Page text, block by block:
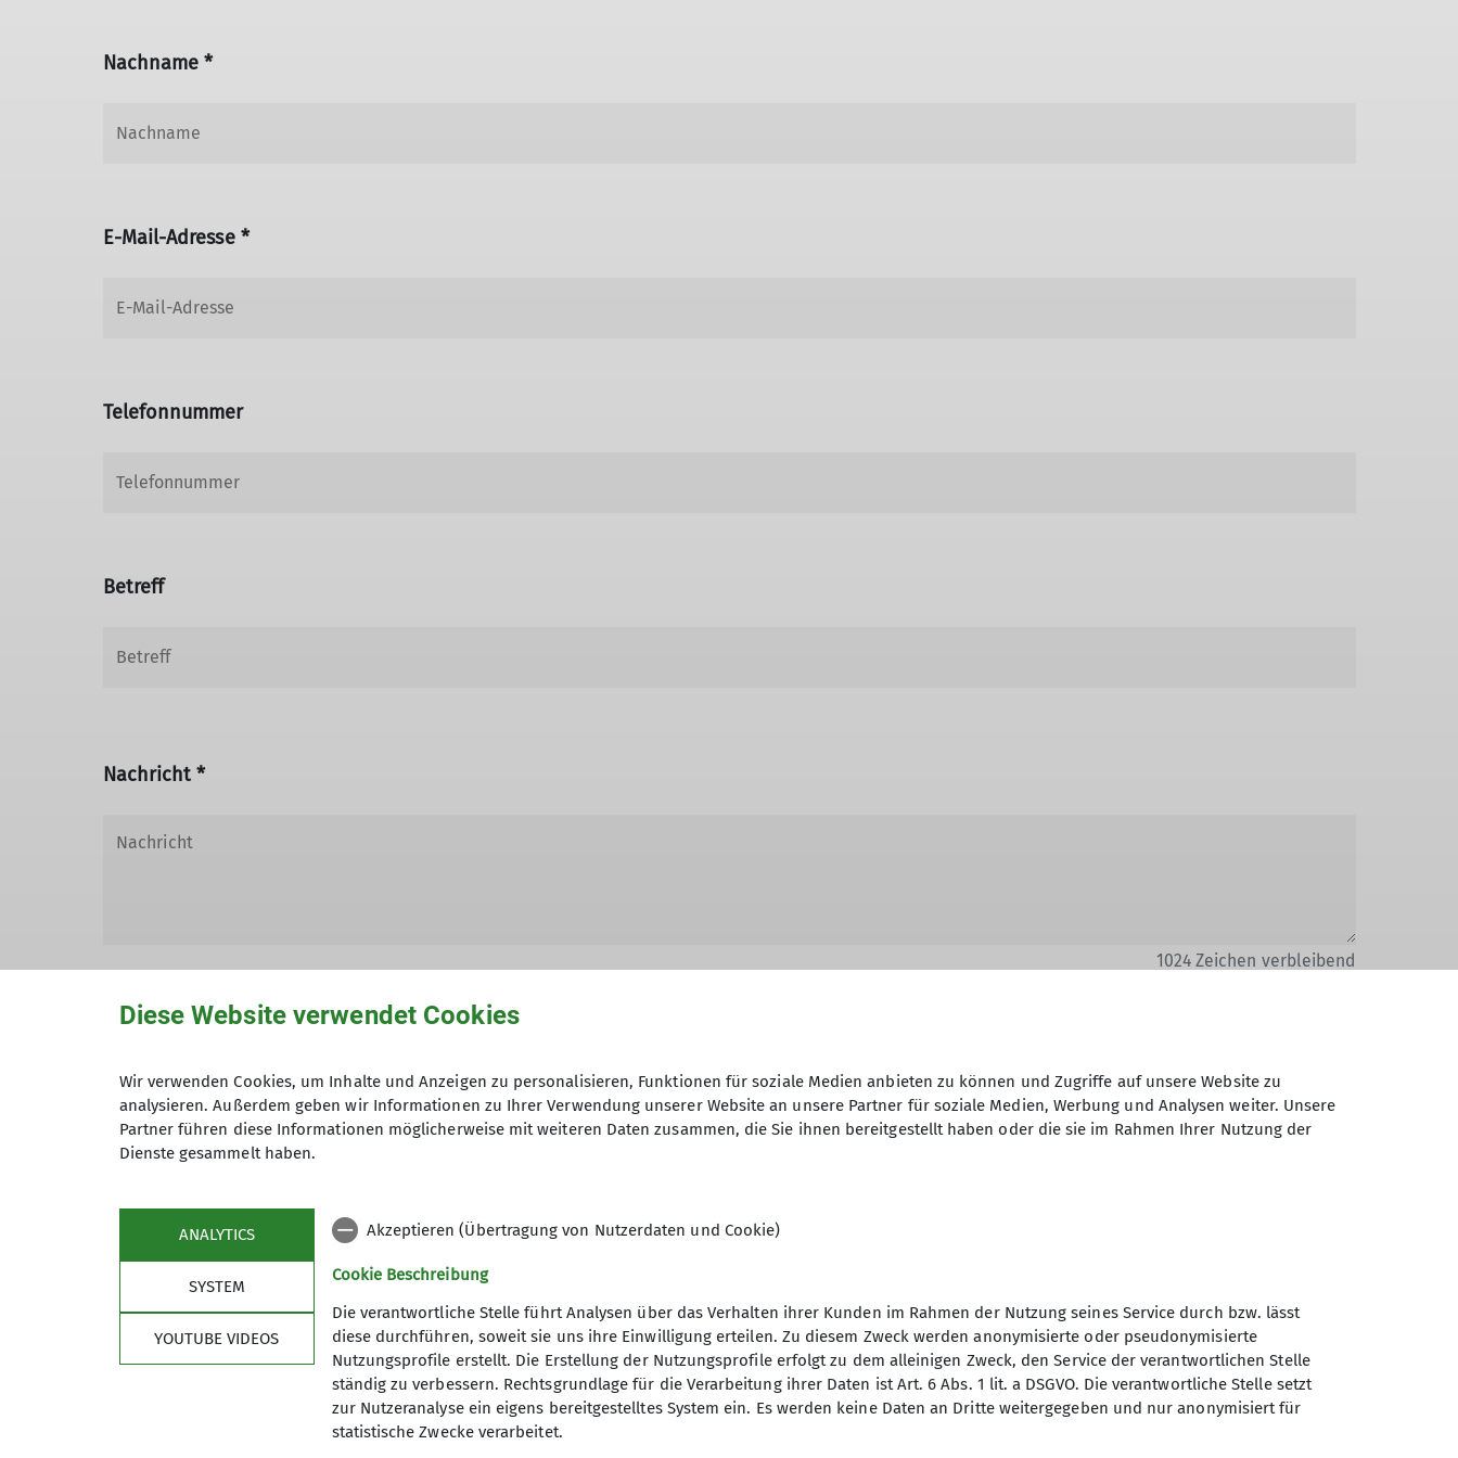
Nachname *
E-Mail-Adresse *
Telefonnummer
Betreff
Nachricht *
1024Zeichen verbleibend
Hiermit bestätige ich die Kenntnisnahme der Datenschutzerklärung *
Hiermit erkläre ich mich einverstanden, dass meine in das Kontaktformular eingegebenen Daten elektronisch gesichert und zum
Zweck der Kontaktaufnahme verarbeitet und genutzt werden. Mir ist bekannt, dass ich meine Einwilligung jederzeit wiederrufen kann.
Service
Sektion Bergbund Rosenheim
Diese Website verwendet Cookies
Wir verwenden Cookies, um Inhalte und Anzeigen zu personalisieren, Funktionen für soziale Medien anbieten zu können und Zugriffe auf unsere Website zu
analysieren. Außerdem geben wir Informationen zu Ihrer Verwendung unserer Website an unsere Partner für soziale Medien, Werbung und Analysen weiter. Unsere
Partner führen diese Informationen möglicherweise mit weiteren Daten zusammen, die Sie ihnen bereitgestellt haben oder die sie im Rahmen Ihrer Nutzung der
Dienste gesammelt haben.
ANALYTICS
SYSTEM
YOUTUBE VIDEOS
Akzeptieren (Übertragung von Nutzerdaten und Cookie)
Cookie Beschreibung
Die verantwortliche Stelle führt Analysen über das Verhalten ihrer Kunden im Rahmen der Nutzung seines Service durch bzw. lässt
diese durchführen, soweit sie uns ihre Einwilligung erteilen. Zu diesem Zweck werden anonymisierte oder pseudonymisierte
Nutzungsprofile erstellt. Die Erstellung der Nutzungsprofile erfolgt zu dem alleinigen Zweck, den Service der verantwortlichen Stelle
ständig zu verbessern. Rechtsgrundlage für die Verarbeitung ihrer Daten ist Art. 6 Abs. 1 lit. a DSGVO. Die verantwortliche Stelle setzt
zur Nutzeranalyse ein eigens bereitgestelltes System ein. Es werden keine Daten an Dritte weitergegeben und nur anonymisiert für
statistische Zwecke verarbeitet.